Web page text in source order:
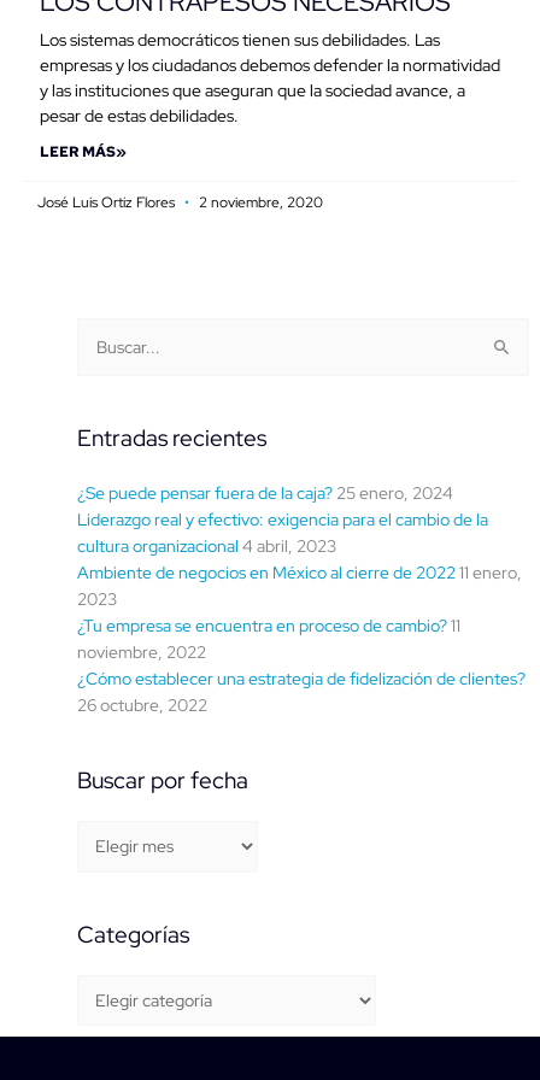
Los sistemas democráticos tienen sus debilidades. Las
empresas y los ciudadanos debemos defender la normatividad
y las instituciones que aseguran que la sociedad avance, a
pesar de estas debilidades.
LEER MÁS»
José Luis Ortiz Flores 2 noviembre, 2020
Buscar:
Entradas recientes
¿Se puede pensar fuera de la caja? 25 enero, 2024
Liderazgo real y efectivo: exigencia para el cambio de la
cultura organizacional 4 abril, 2023
Ambiente de negocios en México al cierre de 202211 enero,
2023
¿Tu empresa se encuentra en proceso de cambio?11
noviembre, 2022
¿Cómo establecer una estrategia de fidelización de clientes?
26 octubre, 2022
Buscar por fecha
por
Categorías